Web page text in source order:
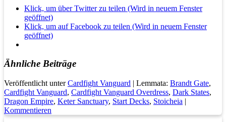
Klick, um über Twitter zu teilen (Wird in neuem Fenster
geöffnet)
Klick, um auf Facebook zu teilen (Wird in neuem Fenster
geöffnet)
Ähnliche Beiträge
Veröffentlicht unterCardfight Vanguard | Lemmata: Brandt Gate,
Cardfight Vanguard, Cardfight Vanguard Overdress, Dark States,
Dragon Empire, Keter Sanctuary, Start Decks, Stoicheia |
Kommentieren